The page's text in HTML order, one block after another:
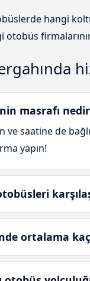
hangi
masrafı
ve saatine de
yapın!
ortalama